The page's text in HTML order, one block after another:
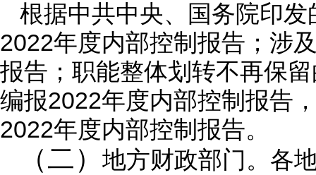
根据中共中央、国务院印
2022年度内部控制报告；涉
报告；职能整体划转不再保
编报2022年度内部控制报告
2022年度内部控制报告。
（二） 地方财政部门。各